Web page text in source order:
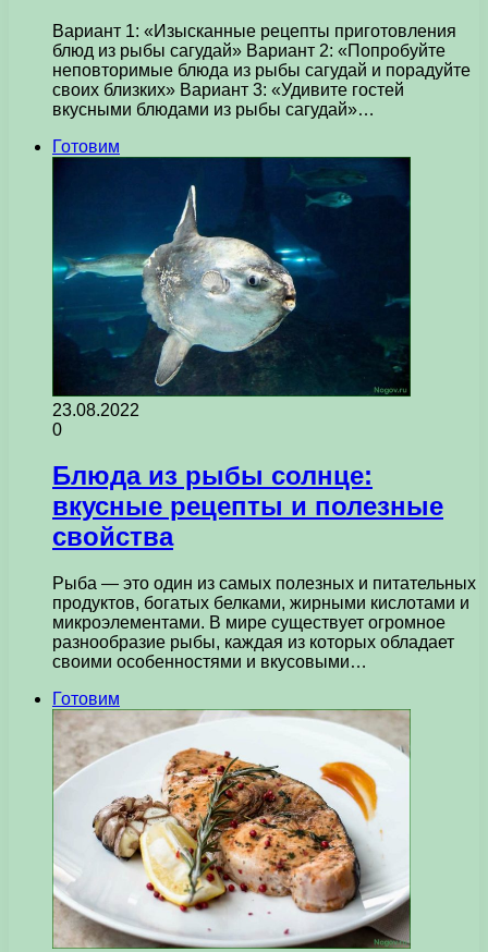
Вариант 1: «Изысканные рецепты приготовления
блюд из рыбы сагудай» Вариант 2: «Попробуйте
неповторимые блюда из рыбы сагудай и порадуйте
своих близких» Вариант 3: «Удивите гостей
вкусными блюдами из рыбы сагудай»…
Готовим
23.08.2022
0
Блюда из рыбы солнце:
вкусные рецепты и полезные
свойства
Рыба — это один из самых полезных и питательных
продуктов, богатых белками, жирными кислотами и
микроэлементами. В мире существует огромное
разнообразие рыбы, каждая из которых обладает
своими особенностями и вкусовыми…
Готовим